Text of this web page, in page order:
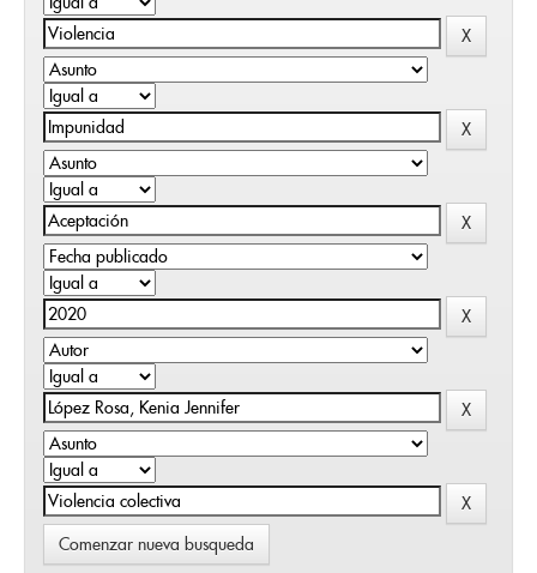
Comenzar nueva busqueda